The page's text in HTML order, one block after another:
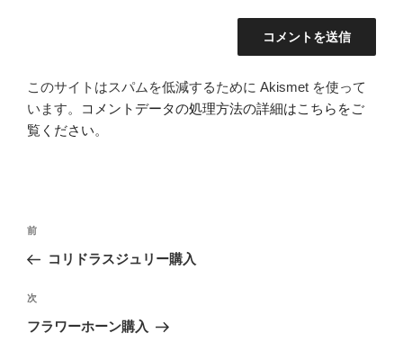
このサイトはスパムを低減するために Akismet を使って
います。
コメントデータの処理方法の詳細はこちらをご
覧ください。
投
ナ
ビ
ゲ
前
の
稿
前
コリドラスジュリー購入
次
の
次
フラワーホーン購入